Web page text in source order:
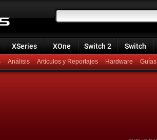
XSeries XOne Switch 2 Switch
Análisis Artículos y Reportajes Hardware Guías